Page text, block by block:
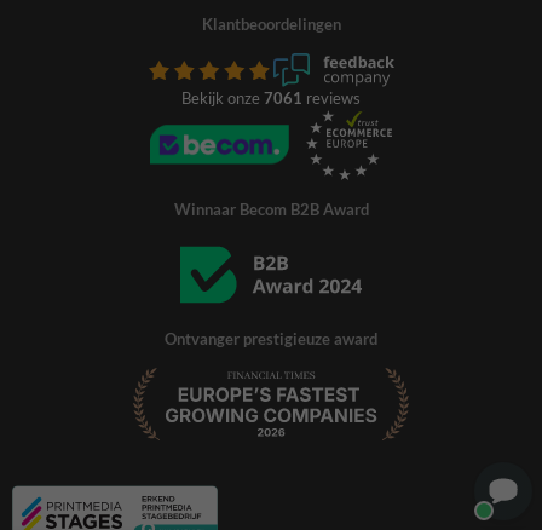
Klantbeoordelingen
Bekijk onze 7061 reviews
Winnaar Becom B2B Award
Ontvanger prestigieuze award